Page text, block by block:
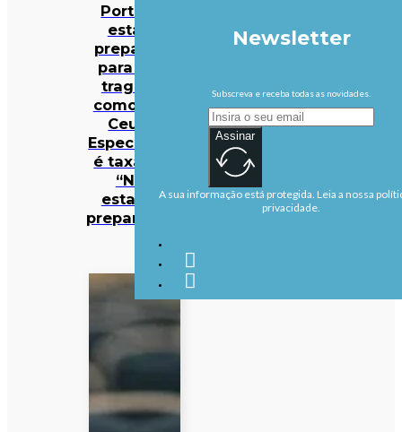
Portugal
estaria
preparado
para uma
tragédia
como a de
Ceuta?
Especialista
é taxativa:
“Não
estamos
preparados”
Newsletter
Subscreva e receba todas as novidades.
Assinar
A sua informação está protegida. Leia a nossa
privacidade.